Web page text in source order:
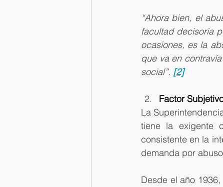
“Ahora bien, el
facultad decisoria
ocasiones, es la
que va en
social”. [2]
Factor
La
tiene la exigente
consistente en la
demanda por
Desde el año